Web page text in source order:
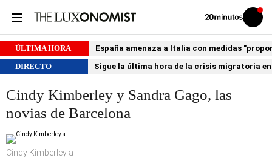
Volver
Iniciar
sesión
ÚLTIMA HORA
España amenaza a Italia con medidas
DIRECTO
Sigue la última hora de la crisis migratoria
Cindy Kimberley y Sandra Gago, las
novias de Barcelona
Cindy Kimberley a